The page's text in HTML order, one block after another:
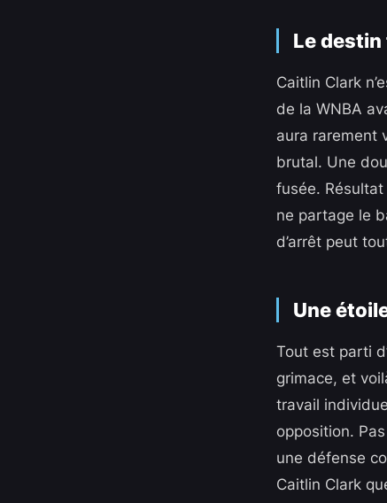
Le destin
Caitlin Clark
de la WNBA
aura rarement
brutal. Une
fusée. Résultat
ne partage le
d’arrêt peut
Une
Tout est parti
grimace, et
travail
opposition.
une défense
Caitlin Clark